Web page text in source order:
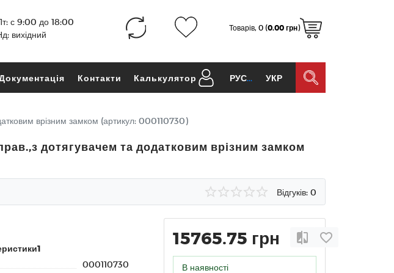
с 9:00 до 18:00
вихідний
Товарів, 0 (0.00 грн)
Контакти Калькулятор РУС УКР
врізним замком (артикул: 000110730)
дотягувачем та додатковим врізним замком
Відгуків: 0
15765.75 грн
В наявності
000110730